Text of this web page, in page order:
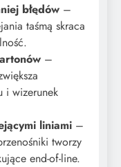
błędów –
taśmą skraca
–
i wizerunek
liniami –
tworzy
end-of-line.